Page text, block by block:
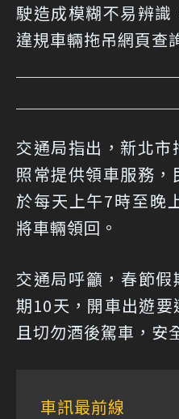
駛造成模糊不易辨
違規車輛拖吊網頁查
交通局指出，新北市
照常提供領車服務
於每天上午7時至晚
將車輛領回。
交通局呼籲，春節
期10天，開車出遊要
且切勿酒後駕車，安
車訊最前線